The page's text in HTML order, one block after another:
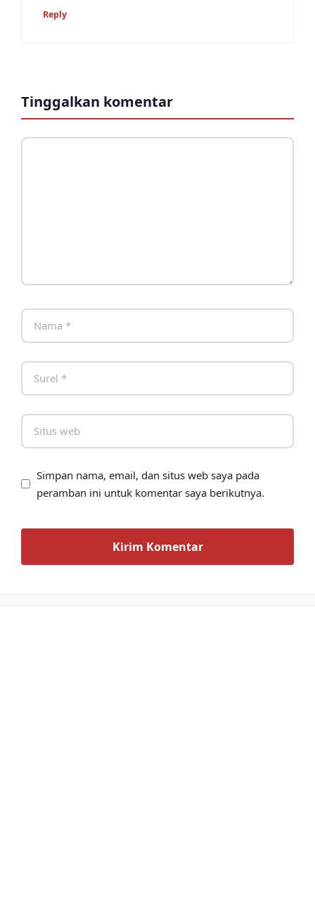
Reply
Tinggalkan komentar
Komentar
Nama
Surel
Situs
Simpan nama, email, dan situs web saya pada
peramban ini untuk komentar saya berikutnya.